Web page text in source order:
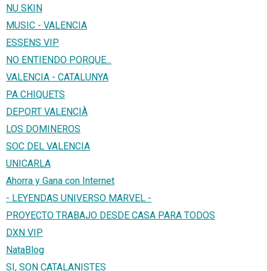
NU SKIN
MUSIC - VALENCIA
ESSENS VIP
NO ENTIENDO PORQUE...
VALENCIA - CATALUNYA
PA CHIQUETS
DEPORT VALENCIÀ
LOS DOMINEROS
SOC DEL VALENCIA
UNICARLA
Ahorra y Gana con Internet
- LEYENDAS UNIVERSO MARVEL -
PROYECTO TRABAJO DESDE CASA PARA TODOS
DXN VIP
NataBlog
SI, SON CATALANISTES